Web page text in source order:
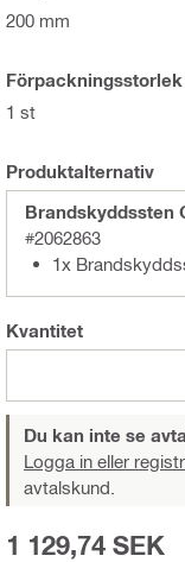
200 mm
Förpackningsstorlek
1 st
Produktalternativ
Brandskyddssten
#2062863
1x
Kvantitet
Du kan inte se
Logga in eller
avtalskund.
1 129,74 SEK